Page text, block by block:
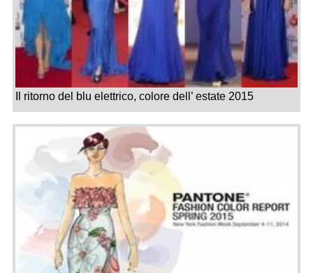
Il ritorno del blu elettrico, colore dell’ estate 2015